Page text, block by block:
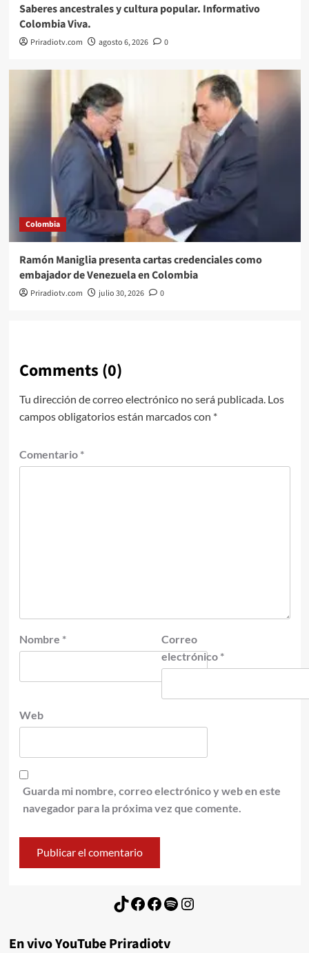
Saberes ancestrales y cultura popular. Informativo
Colombia Viva.
Priradiotv.com agosto 6, 2026 0
Colombia
Ramón Maniglia presenta cartas credenciales como
embajador de Venezuela en Colombia
Priradiotv.com julio 30, 2026 0
Comments (0)
Tu dirección de correo electrónico no será publicada. Los
campos obligatorios están marcados con *
Comentario *
Nombre *
Correo
electrónico *
Web
Guarda mi nombre, correo electrónico y web en este
navegador para la próxima vez que comente.
TikTok
Facebook
Facebook
Spotify
Instagram
En vivo YouTube Priradiotv